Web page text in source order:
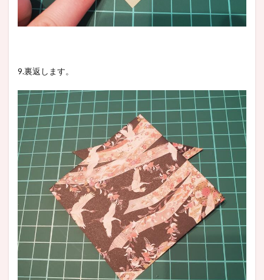
9.裏返します。